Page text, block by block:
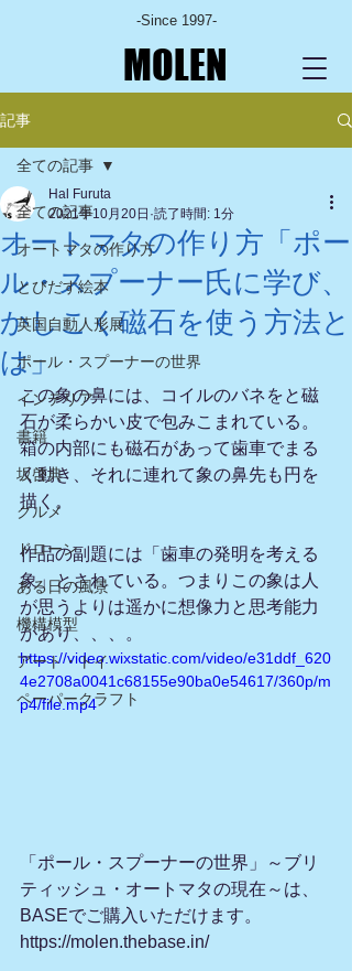
-Since 1997-
MOLEN
記事
全ての記事
オートマタの作り方
とびだす絵本
英国自動人形展
ポール・スプーナーの世界
インテリア
書籍
坂啓典
グルメ
ドローン
ある日の風景
機構模型
アート・トイ
ペーパークラフト
全ての記事
オートマタの作り方「ポー
ル・スプーナー氏に学び、
かしこく磁石を使う方法と
は」
Hal Furuta
2021年10月20日 読了時間: 1分
この象の鼻には、コイルのバネをと磁
石が柔らかい皮で包みこまれている。
箱の内部にも磁石があって歯車でまる
く動き、それに連れて象の鼻先も円を
描く。
作品の副題には「歯車の発明を考える
象」とされている。つまりこの象は人
が思うよりは遥かに想像力と思考能力
があり、、、。
https://video.wixstatic.com/video/e31ddf_620
4e2708a0041c68155e90ba0e54617/360p/m
p4/file.mp4
「ポール・スプーナーの世界」～ブリ
ティッシュ・オートマタの現在～は、
BASEでご購入いただけます。
https://molen.thebase.in/